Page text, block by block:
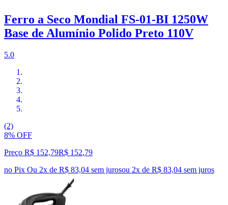
Ferro a Seco Mondial FS-01-BI 1250W
Base de Alumínio Polido Preto 110V
5.0
(2)
8% OFF
Preço R$ 152,79R$ 152,79
no Pix Ou 2x de R$ 83,04 sem jurosou 2x de R$ 83,04 sem juros